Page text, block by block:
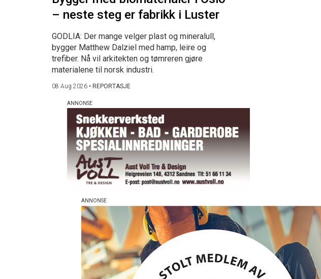
– neste steg er fabrikk i Luster
GODLIA: Der mange velger plast og mineralull,
bygger Matthew Dalziel med hamp, leire og
trefiber. Nå vil arkitekten og tømreren gjøre
materialene til norsk industri.
08 Aug 2026 • REPORTASJE